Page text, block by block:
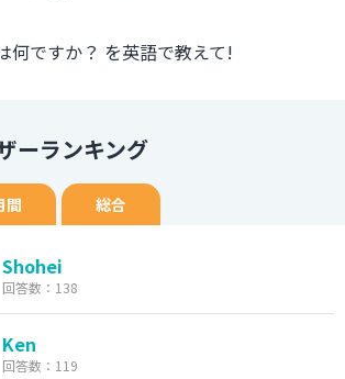
何ですか？ を英語で教えて!
ーランキング
間 総合
Shohei
回答数：138
Ken
回答数：119